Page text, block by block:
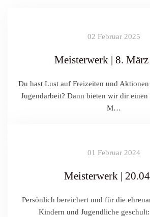
02 Februar 2025
Meisterwerk | 8.
Du hast Lust auf Freizeiten und
Jugendarbeit? Dann bieten wir dir einen
M…
01 Februar 2024
Meisterwerk |
Persönlich bereichert und für die
Kindern und Jugendliche